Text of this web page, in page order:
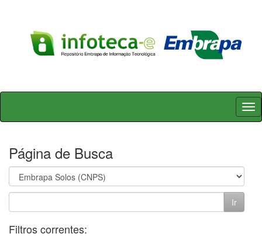
Skip
Página de Busca
Filtros correntes: